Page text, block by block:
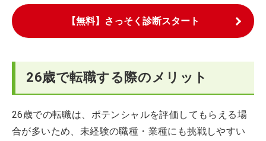
【無料】さっそく診断スタート
26歳で転職する際のメリット
26歳での転職は、ポテンシャルを評価してもらえる場
合が多いため、未経験の職種・業種にも挑戦しやすい